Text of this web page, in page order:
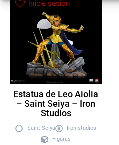
Inicie sesión
Estatua de Leo Aiolia
– Saint Seiya – Iron
Studios
Saint Seiya
Iron studios
Figuras